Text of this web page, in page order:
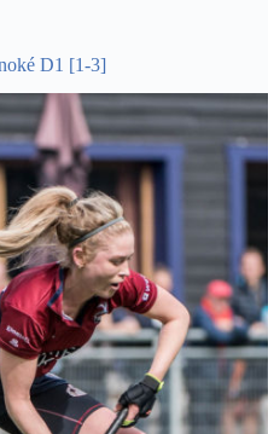
D1 [1-3]